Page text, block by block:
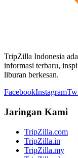
TripZilla Indonesia
informasi terbaru,
liburan berkesan.
FacebookInstagram
Jaringan Kami
TripZilla.com
TripZilla.in
TripZilla.my